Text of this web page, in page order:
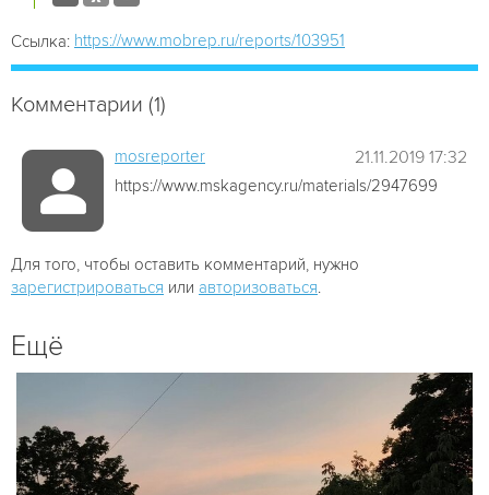
Ссылка: https://www.mobrep.ru/reports/103951
Комментарии (1)
mosreporter 21.11.2019 17:32
https://www.mskagency.ru/materials/2947699
Для того, чтобы оставить комментарий, нужно
зарегистрироваться или авторизоваться
Ещё